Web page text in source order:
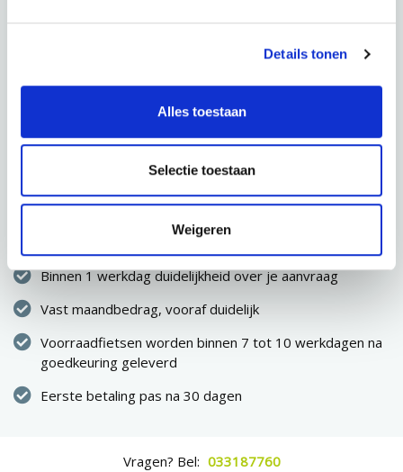
Details tonen
Alles toestaan
Selectie toestaan
Weigeren
CONFIGURATIE OPSLAAN
Direct eigenaar van de fiets
Geen eenmalige hoge uitgave
Binnen 1 werkdag duidelijkheid over je aanvraag
Vast maandbedrag, vooraf duidelijk
Voorraadfietsen worden binnen 7 tot 10 werkdagen na
goedkeuring geleverd
Eerste betaling pas na 30 dagen
Vragen? Bel: 033187760